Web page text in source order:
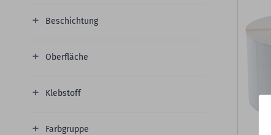
Beschichtung
Oberfläche
Klebstoff
Farbgruppe